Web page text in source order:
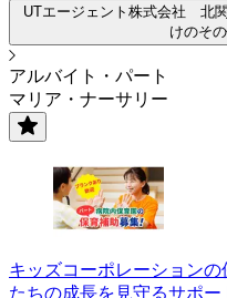
UTエージェント株式会社 北
けのそ
アルバイト・パート
マリア・ナーサリー
キッズコーポレーション
たちの成長を見守るサポー